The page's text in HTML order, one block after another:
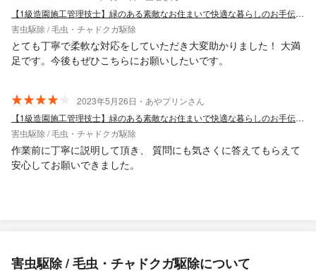
【1級造園施工管理技士】緑のある素敵なお住まいで快適な暮らしのお手伝い！
害虫駆除 / 毛虫・チャドクガ駆除
とても丁寧で柔軟な対応をしていただき大変助かりました！ 大満
足です。今後もぜひこちらにお願いしたいです。
2023年5月26日・あやプリンさん
【1級造園施工管理技士】緑のある素敵なお住まいで快適な暮らしのお手伝い！
害虫駆除 / 毛虫・チャドクガ駆除
作業前に丁寧に説明して頂き、 質問にも気さくに答えてもらえて
安心してお願いできました。
害虫駆除 / 毛虫・チャドクガ駆除について